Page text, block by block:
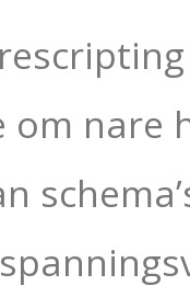
om nare